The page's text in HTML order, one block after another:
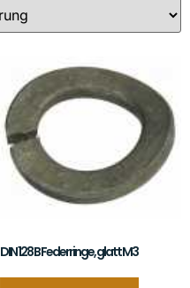
DIN 128 B Federringe, glatt M3